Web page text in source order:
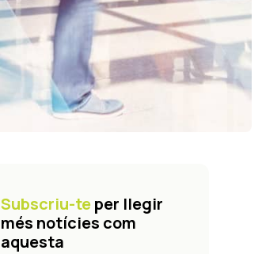
Subscriu-teper llegir
més notícies com
aquesta